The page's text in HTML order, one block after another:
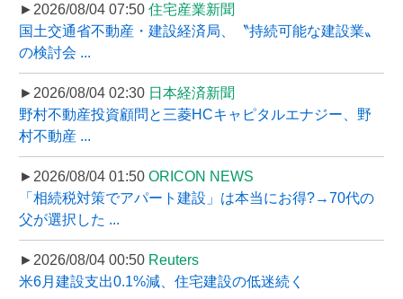
►2026/08/04 07:50 住宅産業新聞
国土交通省不動産・建設経済局、〝持続可能な建設業〟
の検討会 ...
►2026/08/04 02:30 日本経済新聞
野村不動産投資顧問と三菱HCキャピタルエナジー、野
村不動産 ...
►2026/08/04 01:50 ORICON NEWS
「相続税対策でアパート建設」は本当にお得?→70代の
父が選択した ...
►2026/08/04 00:50 Reuters
米6月建設支出0.1%減、住宅建設の低迷続く